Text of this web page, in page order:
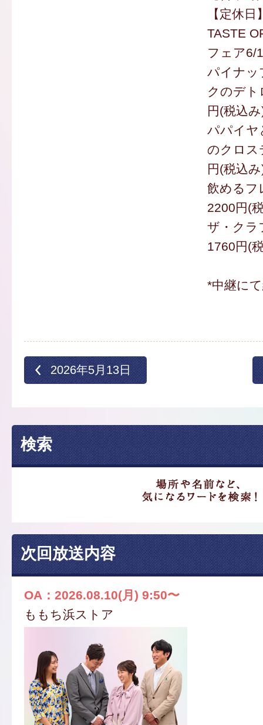
【定休
TASTE
フェア6/
パイナッ
クのデト
円(税込
パパイヤ
のクロス
円(税込
飲めるフ
2200円(
ザ・クラ
1760円(
*中継に
2026年5月13日
検索
次回放送内容
OA：2026.08.10(月) 9:50〜
ももち浜ストア